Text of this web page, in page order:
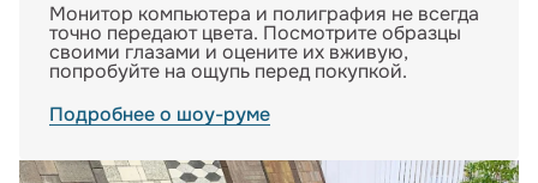
Монитор компьютера и полиграфия не всегда
точно передают цвета. Посмотрите образцы
своими глазами и оцените их вживую,
попробуйте на ощупь перед покупкой.
Подробнее о шоу-руме